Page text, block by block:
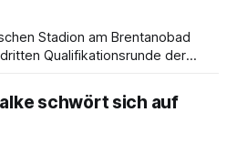
Stadion am Brentanobad
Qualifikationsrunde der
schwört sich auf